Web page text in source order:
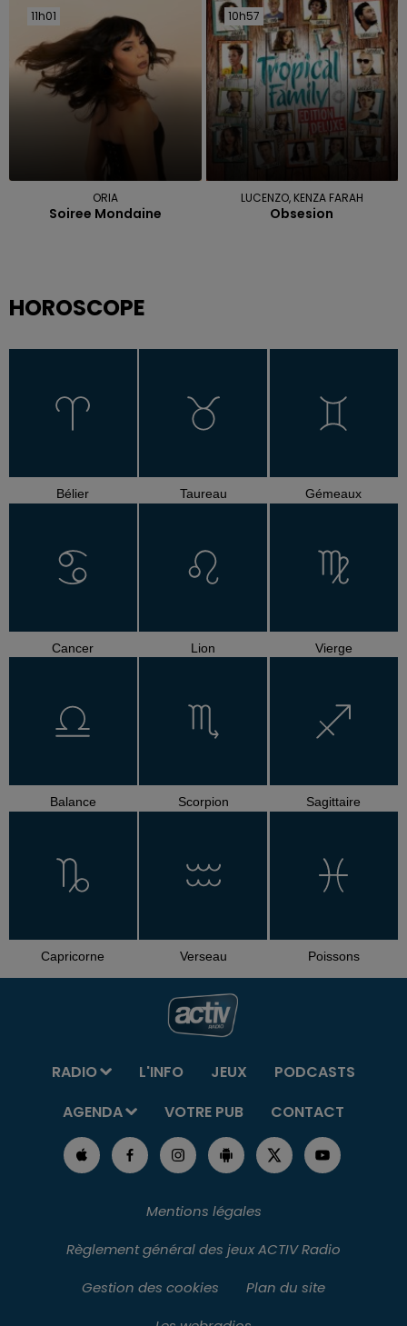
11h01
11h01
ORIA
Soiree Mondaine
10h57
10h57
LUCENZO, KENZA FARAH
Obsesion
HOROSCOPE
Bélier Taureau Gémeaux
Cancer Lion Vierge
Balance Scorpion Sagittaire
Capricorne Verseau Poissons
RADIO L'INFO JEUX
PODCASTS
AGENDA
VOTRE PUB CONTACT
Mentions légales
Règlement général des jeux ACTIV Radio
Gestion des cookies
Plan du site